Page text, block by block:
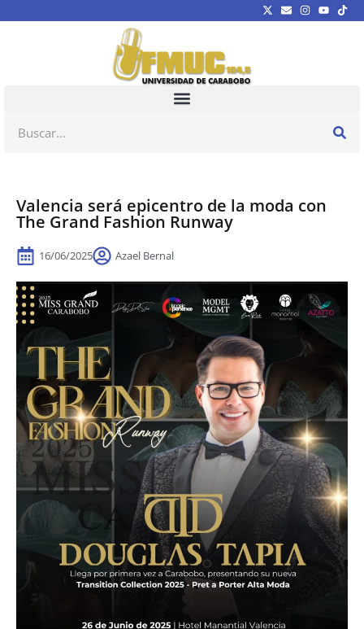
Valencia será epicentro de la moda con
The Grand Fashion Runway
16/06/2025 Azael Bernal